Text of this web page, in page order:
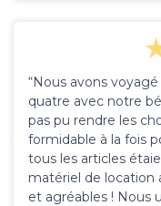
“Nous avons
quatre avec notre
pas pu rendre les
formidable à la fois
tous les articles
matériel de location
et agréables ! Nous